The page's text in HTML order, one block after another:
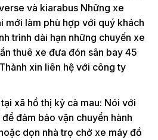
và kiarabus Những xe
mới làm phù hợp với quý khách
trình dài hạn những chuyến xe
thuê xe đưa đón sân bay 45
xin liên hệ với công ty
xã hồ thị kỷ cà mau: Nói với
đảm bảo vận chuyển hành
dọn nhà trọ chở xe máy đồ